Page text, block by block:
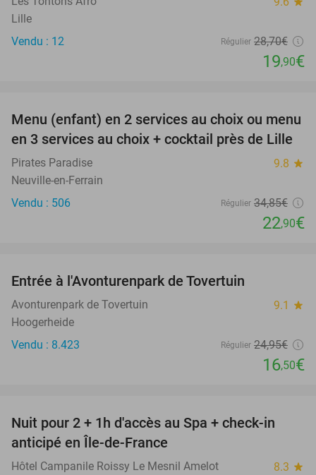
Lille
Vendu : 12
Régulier 28,70€
19,90€
34%
Menu (enfant) en 2 services au choix ou menu
en 3 services au choix + cocktail près de Lille
Pirates Paradise 9.8 star
Neuville-en-Ferrain
Vendu : 506
Régulier 34,85€
22,90€
Entrée à l'Avonturenpark de Tovertuin
Avonturenpark de Tovertuin 9.1 star
Hoogerheide
Vendu : 8.423
Régulier 24,95€
16,50€
42%
Nuit pour 2 + 1h d'accès au Spa + check-in
anticipé en Île-de-France
Hôtel Campanile Roissy Le Mesnil Amelot 8.3 star